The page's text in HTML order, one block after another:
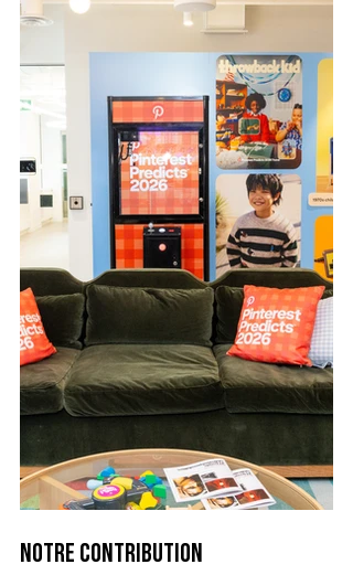
Notre contribution